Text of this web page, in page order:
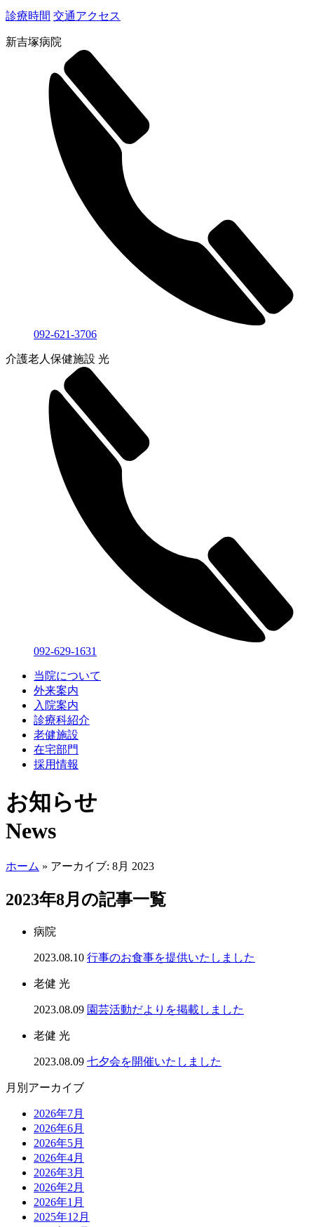
診療時間 交通アクセス
新吉塚病院
092-621-3706
介護老人保健施設 光
092-629-1631
当院について
外来案内
入院案内
診療科紹介
老健施設
在宅部門
採用情報
お知らせ
News
ホーム » アーカイブ: 8月 2023
2023年8月の記事一覧
病院
2023.08.10 行事のお食事を提供いたしました
老健 光
2023.08.09 園芸活動だよりを掲載しました
老健 光
2023.08.09 七夕会を開催いたしました
月別アーカイブ
2026年7月
2026年6月
2026年5月
2026年4月
2026年3月
2026年2月
2026年1月
2025年12月